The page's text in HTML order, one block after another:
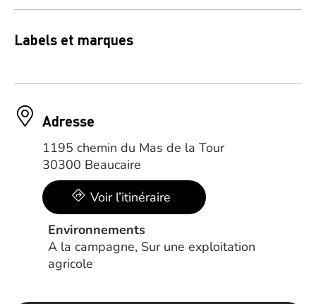
Labels et marques
Adresse
1195 chemin du Mas de la Tour
30300 Beaucaire
Voir l’itinéraire
Environnements
A la campagne, Sur une exploitation
agricole